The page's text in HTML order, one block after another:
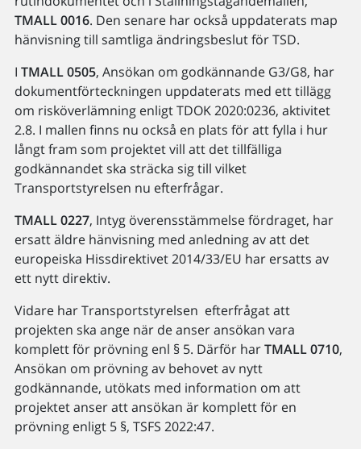
TMALL 0016. Den senare har också uppdaterats map
hänvisning till samtliga ändringsbeslut för TSD.
I TMALL 0505, Ansökan om godkännande G3/G8, har
dokumentförteckningen uppdaterats med ett tillägg
om risköverlämning enligt TDOK 2020:0236, aktivitet
2.8. I mallen finns nu också en plats för att fylla i hur
långt fram som projektet vill att det tillfälliga
godkännandet ska sträcka sig till vilket
Transportstyrelsen nu efterfrågar.
TMALL 0227, Intyg överensstämmelse fördraget, har
ersatt äldre hänvisning med anledning av att det
europeiska Hissdirektivet 2014/33/EU har ersatts av
ett nytt direktiv.
Vidare har Transportstyrelsen efterfrågat att
projekten ska ange när de anser ansökan vara
komplett för prövning enl § 5. Därför harTMALL 0710,
Ansökan om prövning av behovet av nytt
godkännande, utökats med information om att
projektet anser att ansökan är komplett för en
prövning enligt 5 §, TSFS 2022:47.